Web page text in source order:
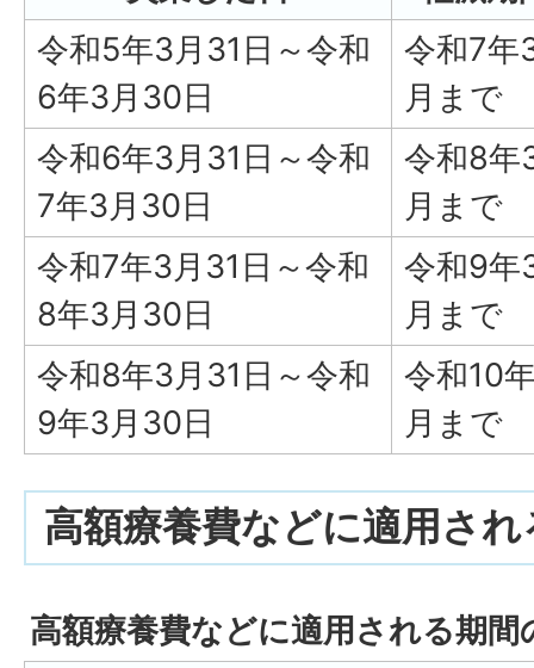
令和5年3月31日～令和
6年3月30日
令和7年
月まで
令和6年3月31日～令和
7年3月30日
令和8年
月まで
令和7年3月31日～令和
8年3月30日
令和9年
月まで
令和8年3月31日～令和
9年3月30日
令和10
月まで
高額療養費などに適用され
高額療養費などに適用される期間